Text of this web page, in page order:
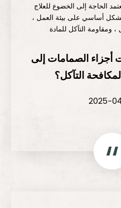
الحاجة إلى الخضوع للعلاج
أساسي على بيئة العمل ،
أجزاء الصمامات إلى
التآكل؟
2025-